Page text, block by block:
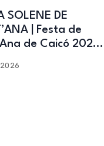
SOLENE DE
| Festa de
de Caicó 2026 |